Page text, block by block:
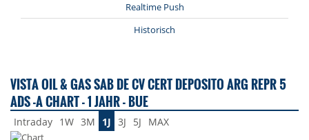
Realtime Push
Historisch
VISTA OIL & GAS SAB DE CV CERT DEPOSITO ARG REPR 5
ADS -A CHART - 1 JAHR - BUE
Intraday 1W 3M 1J 3J 5J MAX